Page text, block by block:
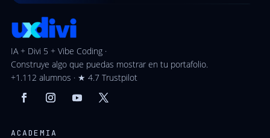
IA + Divi 5 + Vibe Coding ·
Construye algo que puedas mostrar en tu portafolio.
+1.112 alumnos · ★ 4.7 Trustpilot
ACADEMIA